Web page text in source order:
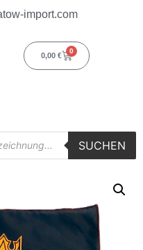
import.com
0,00 €
0
SUCHEN